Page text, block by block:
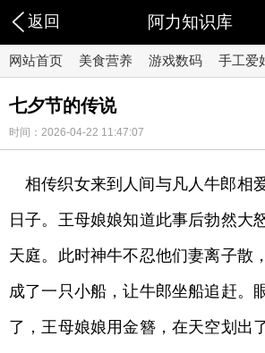
返回 阿力知识库
网站首页 美食营养 游戏数码 手工爱
七夕节的传说
时间：2026-04-22 11:47:07
相传织女来到人间与凡人牛郎相
日子。王母娘娘知道此事后勃然大
天庭。此时神牛不忍他们妻离子散
成了一只小船，让牛郎坐船追赶。
了，王母娘娘用金簪，在天空划出